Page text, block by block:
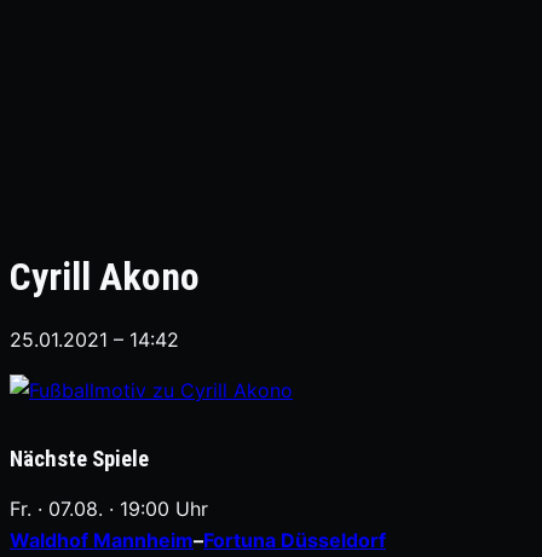
Cyrill Akono
25.01.2021 – 14:42
Nächste Spiele
Fr. · 07.08. · 19:00 Uhr
Waldhof Mannheim–Fortuna Düsseldorf